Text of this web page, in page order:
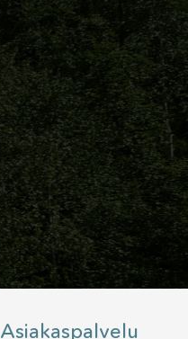
Asiakaspalvelu